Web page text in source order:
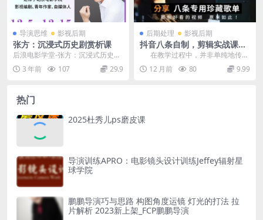
导演思维 影视后期
张方：沉浸式历史剧赏析课
后浪电影学堂-张方：沉浸式历史剧
赏析课.
3 年前 107 29.9
后期处理 影视后期
抖音八条自制，剪辑实战课，
思维引导突破剪辑瓶颈（带素
材）
在教学过程中，并非单纯地传授
软件操作技巧，而是致力于培养学
员从宏观视...
12 月前 80 9.99
热门
2025杜秀儿ps磨皮课
导演训练APRO：电影镜头设计训练Jeffey辐射星
球学院
鹏鹏导演巧与思路 构图角度运镜 灯光的打法 拉
片解析 2023新上架_FCP鹏鹏导演